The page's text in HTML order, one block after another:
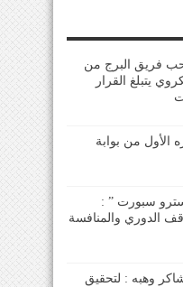
فريق البرج من
يتبلغ القرار
من بوابة
سبورت ” :
الدوري والمنافسة
وهبه : لتحقيق